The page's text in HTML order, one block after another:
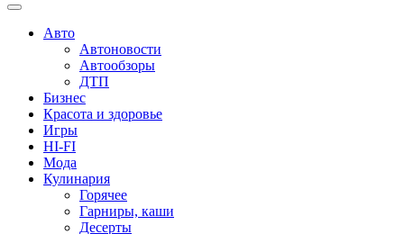
Авто
Автоновости
Автообзоры
ДТП
Бизнес
Красота и здоровье
Игры
HI-FI
Мода
Кулинария
Горячее
Гарниры, каши
Десерты